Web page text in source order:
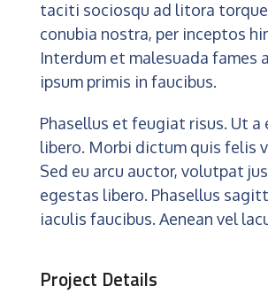
taciti sociosqu ad litora
conubia nostra, per inceptos
Interdum et malesuada fames
ipsum primis in faucibus.
Phasellus et feugiat risus. Ut a
libero. Morbi dictum quis felis
Sed eu arcu auctor, volutpat
egestas libero. Phasellus
iaculis faucibus. Aenean vel
Project Details